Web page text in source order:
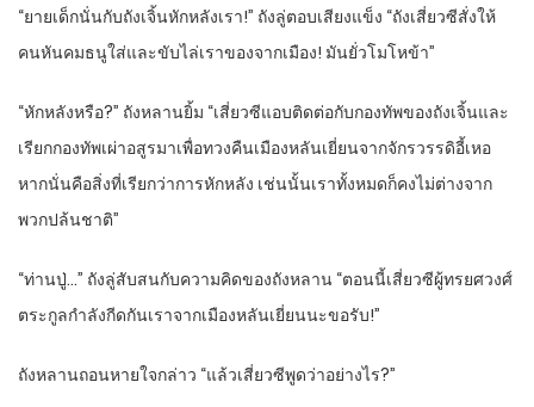
“ยายเด็กนั่นกับถังเจิ้นหักหลังเรา!” ถังลู่ตอบเสียงแข็ง “ถังเสี่ยวซีสั่งให้
คนหันคมธนูใส่และขับไล่เราของจากเมือง! มันยั่วโมโหข้า”
“หักหลังหรือ?” ถังหลานยิ้ม “เสี่ยวซีแอบติดต่อกับกองทัพของถังเจิ้นและ
เรียกกองทัพเผ่าอสูรมาเพื่อทวงคืนเมืองหลันเยี่ยนจากจักรวรรดิอี้เหอ
หากนั่นคือสิ่งที่เรียกว่าการหักหลัง เช่นนั้นเราทั้งหมดก็คงไม่ต่างจาก
พวกปล้นชาติ”
“ท่านปู่…” ถังลู่สับสนกับความคิดของถังหลาน “ตอนนี้เสี่ยวซีผู้ทรยศวงศ์
ตระกูลกำลังกีดกันเราจากเมืองหลันเยี่ยนนะขอรับ!”
ถังหลานถอนหายใจกล่าว “แล้วเสี่ยวซีพูดว่าอย่างไร?”